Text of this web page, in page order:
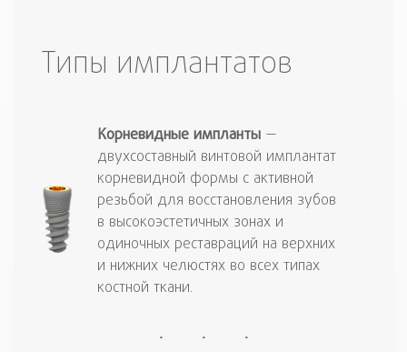
Типы имплантатов
Корневидные импланты—
двухсоставный винтовой имплантат
корневидной формы с активной
резьбой для восстановления зубов
в высокоэстетичных зонах и
одиночных реставраций на верхних
и нижних челюстях во всех типах
костной ткани.